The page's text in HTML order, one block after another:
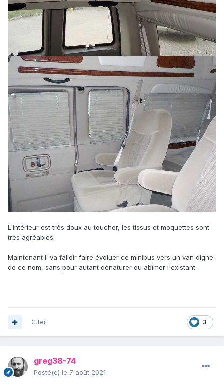
L'intérieur est très doux au toucher, les tissus et moquettes sont
très agréables.
Maintenant il va falloir faire évoluer ce minibus vers un van digne
de ce nom, sans pour autant dénaturer ou abîmer l'existant.
3
Citer
greg38-74
Posté(e) le 7 août 2021